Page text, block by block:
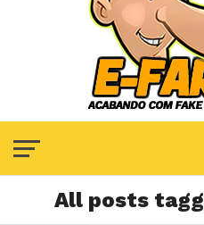
All posts